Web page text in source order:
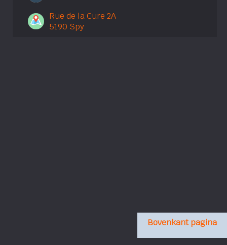
Rue de la Cure 2A
5190 Spy
Bovenkant pagina